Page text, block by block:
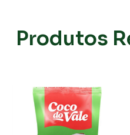
Produtos